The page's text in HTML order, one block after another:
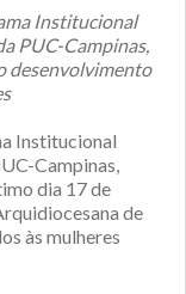
Institucional
PUC-Campinas,
desenvolvimento
Institucional
Campinas,
dia 17 de
de
às mulheres